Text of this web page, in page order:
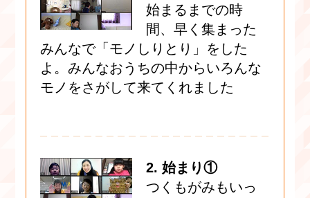
始まるまでの時
間、早く集まった
みんなで「モノしりとり」をした
よ。みんなおうちの中からいろんな
モノをさがして来てくれました
2. 始まり①
つくもがみもいっ